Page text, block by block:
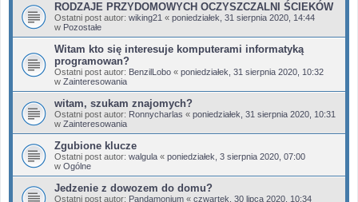
RODZAJE PRZYDOMOWYCH OCZYSZCZALNI ŚCIEKÓW
Ostatni post autor: wiking21 « poniedziałek, 31 sierpnia 2020, 14:44
w Pozostałe
Witam kto się interesuje komputerami informatyką
programowan?
Ostatni post autor: BenzilLobo « poniedziałek, 31 sierpnia 2020, 10:32
w Zainteresowania
witam, szukam znajomych?
Ostatni post autor: Ronnycharlas « poniedziałek, 31 sierpnia 2020, 10:31
w Zainteresowania
Zgubione klucze
Ostatni post autor: walgula « poniedziałek, 3 sierpnia 2020, 07:00
w Ogólne
Jedzenie z dowozem do domu?
Ostatni post autor: Pandamonium « czwartek, 30 lipca 2020, 10:34